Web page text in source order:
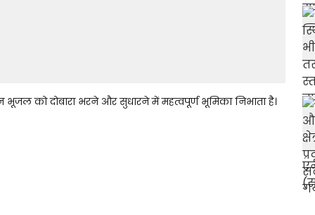
को दोबारा भरने और सुधारने में महत्वपूर्ण भूमिका निभाता है।